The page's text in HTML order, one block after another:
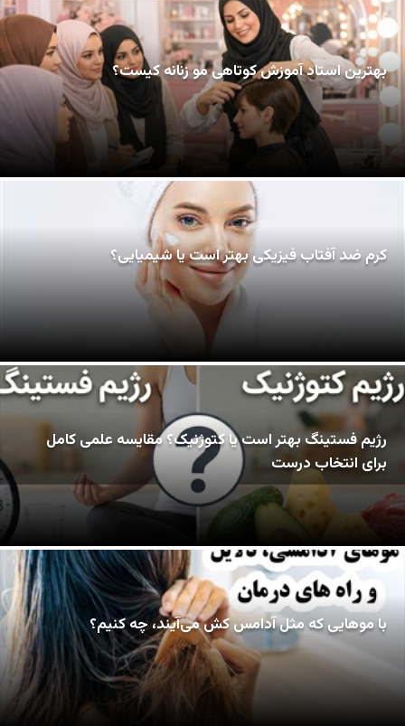
بهترین استاد آموزش کوتاهی مو زنانه کیست؟
کرم ضد آفتاب فیزیکی بهتر است یا شیمیایی؟
رژیم فستینگ بهتر است یا کتوژنیک؟ مقایسه علمی کامل
برای انتخاب درست
با موهایی که مثل آدامس کش می‌آیند، چه کنیم؟